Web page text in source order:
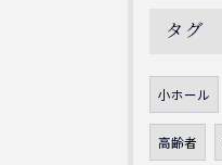
タグ
小ホール
高齢者